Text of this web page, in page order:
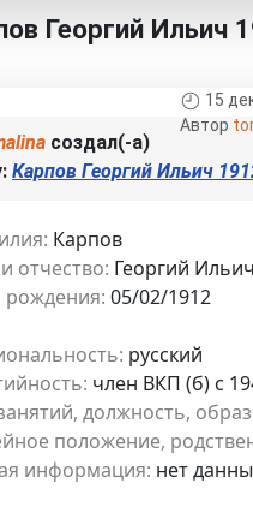
Георгий Ильич
15
Автор
создал(-а)
Карпов Георгий Ильич
Карпов
отчество: Георгий Ильич
рождения: 05/02/1912
русский
член ВКП (б) с
должность,
положение,
информация: нет